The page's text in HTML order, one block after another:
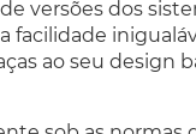
versões dos
facilidade
ao seu design